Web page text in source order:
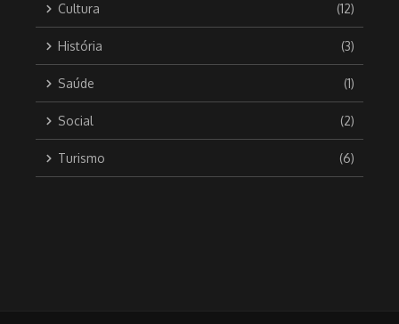
Cultura (12)
História (3)
Saúde (1)
Social (2)
Turismo (6)